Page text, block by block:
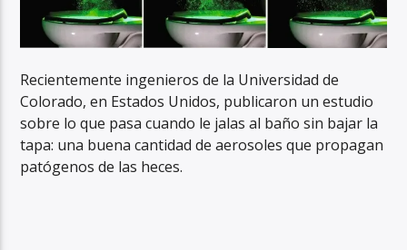
Recientemente ingenieros de la Universidad de
Colorado, en Estados Unidos, publicaron un estudio
sobre lo que pasa cuando le jalas al baño sin bajar la
tapa: una buena cantidad de aerosoles que propagan
patógenos de las heces.